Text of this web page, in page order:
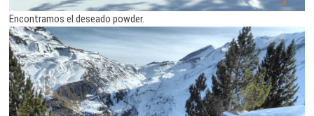
Encontramos el deseado powder.